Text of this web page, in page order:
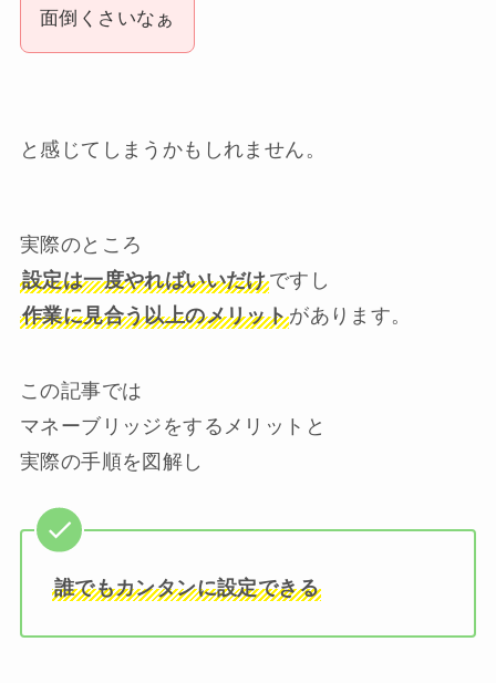
面倒くさいなぁ
と感じてしまうかもしれません。
実際のところ
設定は一度やればいいだけですし
作業に見合う以上のメリットがあります。
この記事では
マネーブリッジをするメリットと
実際の手順を図解し
誰でもカンタンに設定できる